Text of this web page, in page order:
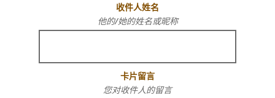
收件人姓名
他的/她的姓名或昵称
卡片留言
您对收件人的留言